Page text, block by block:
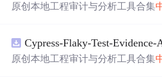
原创本地工程审计与分析工具合集
README、运行说明、功能清单、
权声明。解压后进入project目录，执
原创本地工程审计与分析工具合集